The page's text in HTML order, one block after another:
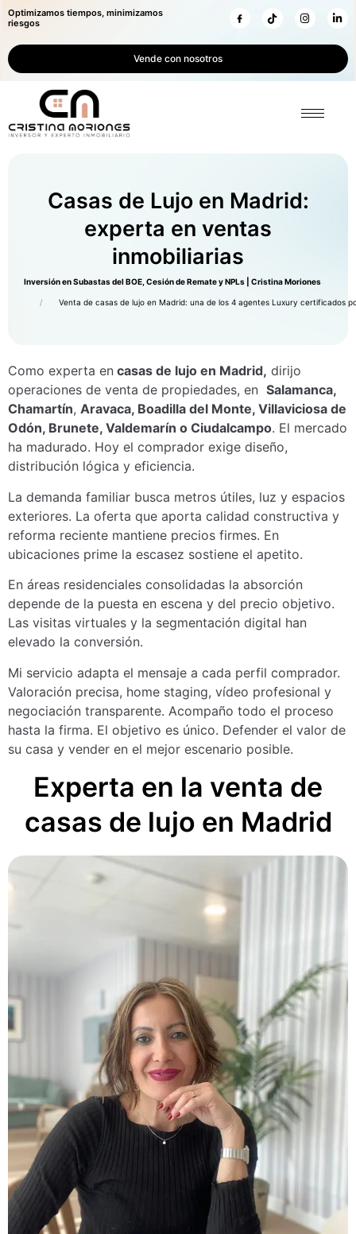
Optimizamos tiempos, minimizamos
riesgos
Vende con nosotros
Casas de Lujo en Madrid:
experta en ventas
inmobiliarias
Inversión en Subastas del BOE, Cesión de Remate y NPLs | Cristina Moriones
Venta de casas de lujo en Madrid: una de los 4 agentes Luxury certificados
Como experta en casas de lujo en Madrid, dirijo
operaciones de venta de propiedades, en Salamanca,
Chamartín, Aravaca, Boadilla del Monte, Villaviciosa de
Odón, Brunete, Valdemarín o Ciudalcampo. El mercado
ha madurado. Hoy el comprador exige diseño,
distribución lógica y eficiencia.
La demanda familiar busca metros útiles, luz y espacios
exteriores. La oferta que aporta calidad constructiva y
reforma reciente mantiene precios firmes. En
ubicaciones prime la escasez sostiene el apetito.
En áreas residenciales consolidadas la absorción
depende de la puesta en escena y del precio objetivo.
Las visitas virtuales y la segmentación digital han
elevado la conversión.
Mi servicio adapta el mensaje a cada perfil comprador.
Valoración precisa, home staging, vídeo profesional y
negociación transparente. Acompaño todo el proceso
hasta la firma. El objetivo es único. Defender el valor de
su casa y vender en el mejor escenario posible.
Experta en la venta de
casas de lujo en Madrid